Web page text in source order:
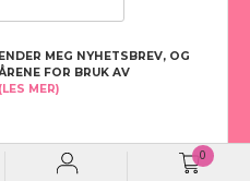
0
en bedre kjøpsopplevelse og vi kan
til å lagre
puttet i handlekurven din. Fortsett å
dette.Les merellerendre innstillinger
MEG NYHETSBREV, OG
FOR BRUK AV
(LES MER)